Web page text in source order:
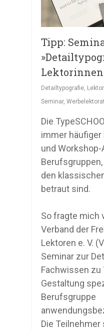
Tipp:
Detailtypografie,
Seminar, Werbelektorat
Die
immer
und
den
betraut sind.
So fragte mich
Verband der
Lektoren e. V.
Seminar zur
Fachwissen zu
Gestaltung
Berufsgruppe
Die